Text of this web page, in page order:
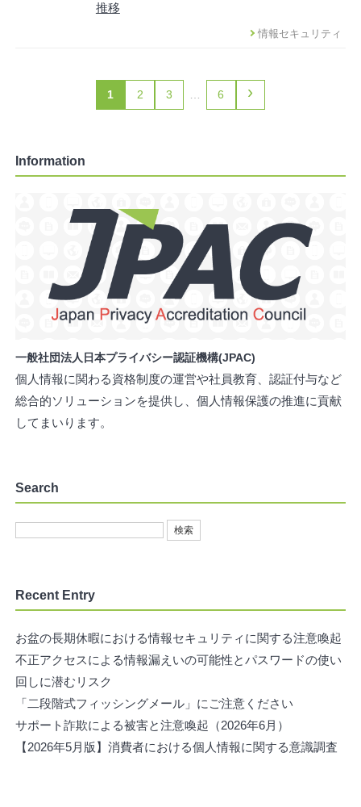
推移
情報セキュリティ
1 2 3 … 6 ›
Information
一般社団法人日本プライバシー認証機構(JPAC)
個人情報に関わる資格制度の運営や社員教育、認証付与など
総合的ソリューションを提供し、個人情報保護の推進に貢献
してまいります。
Search
Recent Entry
お盆の長期休暇における情報セキュリティに関する注意喚起
不正アクセスによる情報漏えいの可能性とパスワードの使い
回しに潜むリスク
「二段階式フィッシングメール」にご注意ください
サポート詐欺による被害と注意喚起（2026年6月）
【2026年5月版】消費者における個人情報に関する意識調査